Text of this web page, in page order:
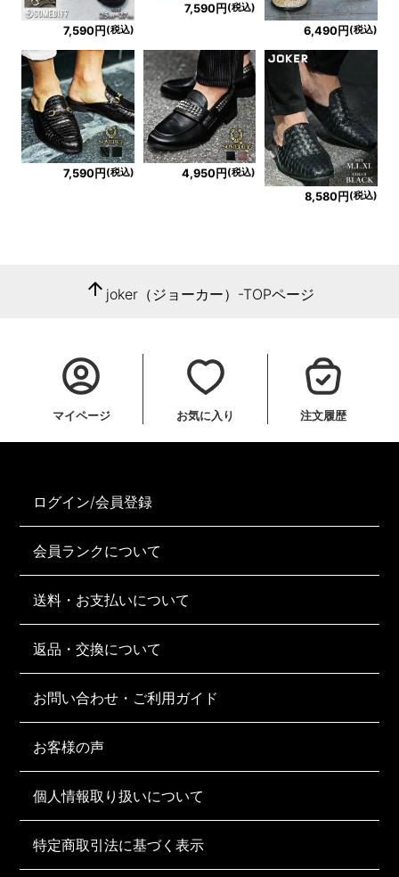
7,590円 (税込)
7,590円 (税込)
6,490円 (税込)
7,590円 (税込) 4,950円 (税込)
8,580円(税込)
arrow_upward joker（ジョーカー）-TOPページ
マイページ お気に入り 注文履歴
ログイン/会員登録
会員ランクについて
送料・お支払いについて
返品・交換について
お問い合わせ・ご利用ガイド
お客様の声
個人情報取り扱いについて
特定商取引法に基づく表示